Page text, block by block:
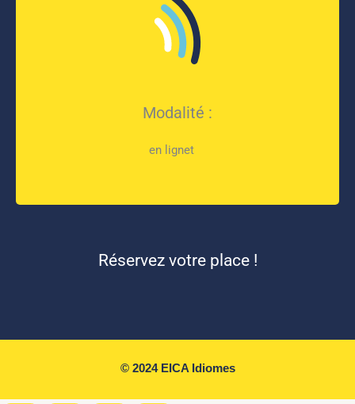
Modalité :
en lignet
Réservez votre place !
© 2024 EICA Idiomes